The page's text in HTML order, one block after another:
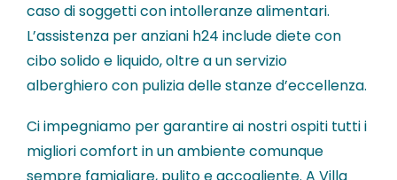
caso di soggetti con intolleranze alimentari.
L’assistenza per anziani h24 include diete con
cibo solido e liquido, oltre a un servizio
alberghiero con pulizia delle stanze d’eccellenza.
Ci impegniamo per garantire ai nostri ospiti tutti i
migliori comfort in un ambiente comunque